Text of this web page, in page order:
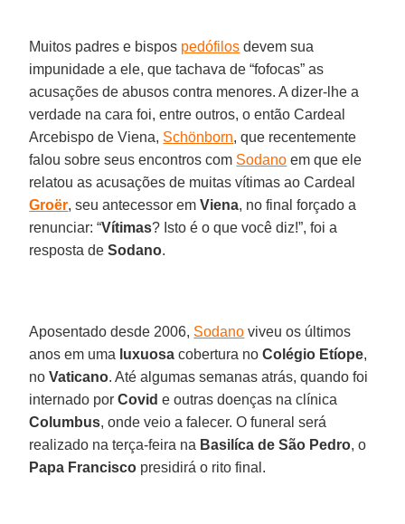
Muitos padres e bispos pedófilos devem sua
impunidade a ele, que tachava de “fofocas” as
acusações de abusos contra menores. A dizer-lhe a
verdade na cara foi, entre outros, o então Cardeal
Arcebispo de Viena, Schönborn, que recentemente
falou sobre seus encontros com Sodano em que ele
relatou as acusações de muitas vítimas ao Cardeal
Groër, seu antecessor emViena, no final forçado a
renunciar: “Vítimas? Isto é o que você diz!”, foi a
resposta deSodano.
Aposentado desde 2006, Sodano viveu os últimos
anos em uma luxuosa cobertura noColégio Etíope,
noVaticano. Até algumas semanas atrás, quando foi
internado porCovid e outras doenças na clínica
Columbus, onde veio a falecer. O funeral será
realizado na terça-feira na Basilíca de São Pedro, o
Papa Francisco presidirá o rito final.